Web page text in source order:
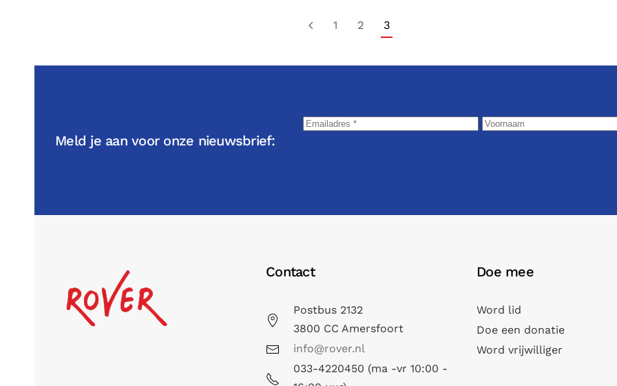
1 2 3
Meld je aan voor onze nieuwsbrief:
Contact
Postbus 2132
3800 CC Amersfoort
info@rover.nl
033-4220450 (ma -vr 10:00 -
Doe mee
Word lid
Doe een donatie
Word vrijwilliger